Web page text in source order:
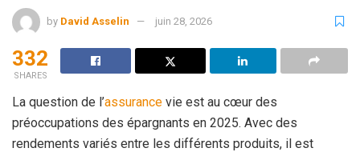
by David Asselin juin 28, 2026
332
SHARES
La question de l’assurance vie est au cœur des
préoccupations des épargnants en 2025. Avec des
rendements variés entre les différents produits, il est